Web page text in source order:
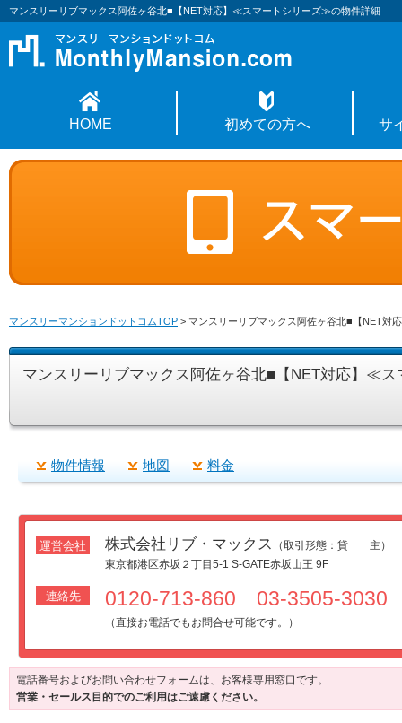
マンスリーリブマックス阿佐ヶ谷北■【NET対応】≪スマートシリーズ≫の物件詳細
HOME 初めての方へ サ
マンスリーマンションドットコムTOP > マンスリーリブマックス阿佐ヶ谷北■【NET
マンスリーリブマックス阿佐ヶ谷北■【NET対応】≪
物件情報 地図 料金
運営会社 株式会社リブ・マックス
（取引形態：貸 主）
東京都港区赤坂２丁目5-1 S-GATE赤坂山王 9F
連絡先 0120-713-860 03-3505-3030
（直接お電話でもお問合せ可能です。）
電話番号およびお問い合わせフォームは、お客様専用窓口です。
営業・セールス目的でのご利用はご遠慮ください。